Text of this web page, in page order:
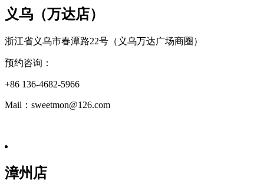
义乌（万达店）
浙江省义乌市春潭路22号（义乌万达广场商圈）
预约咨询：
+86 136-4682-5966
Mail：sweetmon@126.com
漳州店